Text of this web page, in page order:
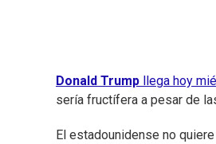
Donald Trump llega hoy
sería fructífera a pesar de
El estadounidense no